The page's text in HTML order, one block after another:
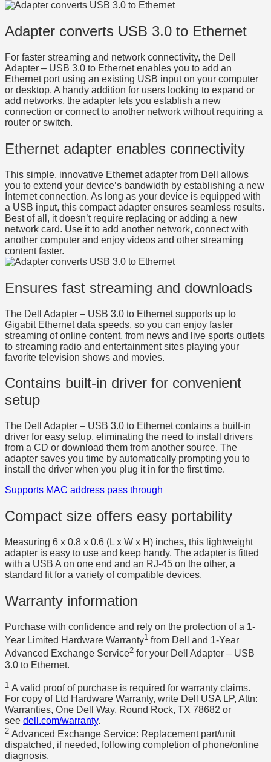
Adapter converts USB 3.0 to Ethernet
For faster streaming and network connectivity, the Dell
Adapter – USB 3.0 to Ethernet enables you to add an
Ethernet port using an existing USB input on your computer
or desktop. A handy addition for users looking to expand or
add networks, the adapter lets you establish a new
connection or connect to another network without requiring a
router or switch.
Ethernet adapter enables connectivity
This simple, innovative Ethernet adapter from Dell allows
you to extend your device’s bandwidth by establishing a new
Internet connection. As long as your device is equipped with
a USB input, this compact adapter ensures seamless results.
Best of all, it doesn’t require replacing or adding a new
network card. Use it to add another network, connect with
another computer and enjoy videos and other streaming
content faster.
Ensures fast streaming and downloads
The Dell Adapter – USB 3.0 to Ethernet supports up to
Gigabit Ethernet data speeds, so you can enjoy faster
streaming of online content, from news and live sports outlets
to streaming radio and entertainment sites playing your
favorite television shows and movies.
Contains built-in driver for convenient
setup
The Dell Adapter – USB 3.0 to Ethernet contains a built-in
driver for easy setup, eliminating the need to install drivers
from a CD or download them from another source. The
adapter saves you time by automatically prompting you to
install the driver when you plug it in for the first time.
Supports MAC address pass through
Compact size offers easy portability
Measuring 6 x 0.8 x 0.6 (L x W x H) inches, this lightweight
adapter is easy to use and keep handy. The adapter is fitted
with a USB A on one end and an RJ-45 on the other, a
standard fit for a variety of compatible devices.
Warranty information
Purchase with confidence and rely on the protection of a 1-
Year Limited Hardware Warranty1 from Dell and 1-Year
Advanced Exchange Service2 for your Dell Adapter – USB
3.0 to Ethernet.
1 A valid proof of purchase is required for warranty claims.
For copy of Ltd Hardware Warranty, write Dell USA LP, Attn:
Warranties, One Dell Way, Round Rock, TX 78682 or
see dell.com/warranty.
2 Advanced Exchange Service: Replacement part/unit
dispatched, if needed, following completion of phone/online
diagnosis.